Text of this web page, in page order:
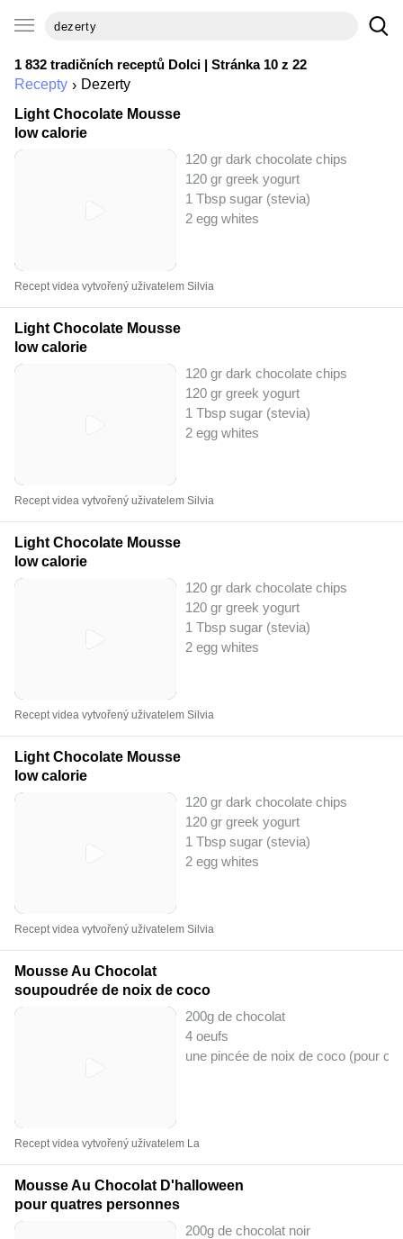
1 832 tradičních receptů Dolci | Stránka 10 z 22
Recepty
Dezerty
Light Chocolate Mousse
low calorie
120 gr dark chocolate chips
120 gr greek yogurt
1 Tbsp sugar (stevia)
2 egg whites
Recept videa vytvořený uživatelem Silvia
Light Chocolate Mousse
low calorie
120 gr dark chocolate chips
120 gr greek yogurt
1 Tbsp sugar (stevia)
2 egg whites
Recept videa vytvořený uživatelem Silvia
Light Chocolate Mousse
low calorie
120 gr dark chocolate chips
120 gr greek yogurt
1 Tbsp sugar (stevia)
2 egg whites
Recept videa vytvořený uživatelem Silvia
Light Chocolate Mousse
low calorie
120 gr dark chocolate chips
120 gr greek yogurt
1 Tbsp sugar (stevia)
2 egg whites
Recept videa vytvořený uživatelem Silvia
Mousse Au Chocolat
soupoudrée de noix de coco
200g de chocolat
4 oeufs
une pincée de noix de coco (pour
Recept videa vytvořený uživatelem La
Mousse Au Chocolat D'halloween
pour quatres personnes
200g de chocolat noir